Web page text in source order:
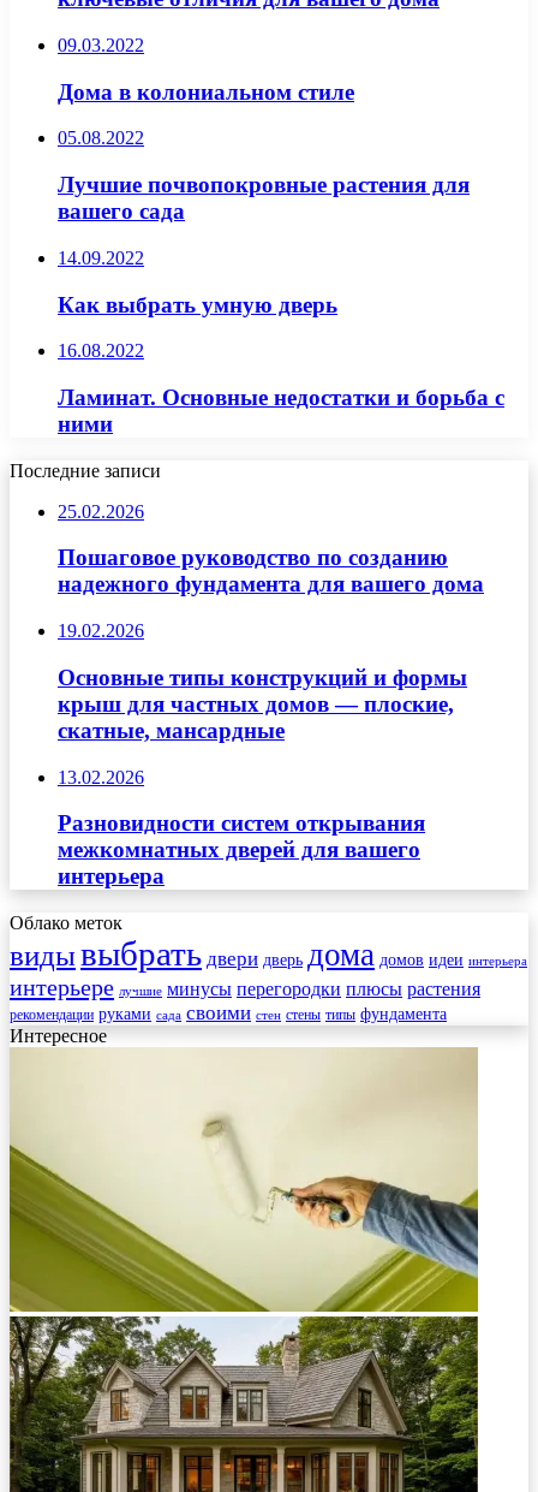
09.03.2022
Дома в колониальном стиле
05.08.2022
Лучшие почвопокровные растения для
вашего сада
14.09.2022
Как выбрать умную дверь
16.08.2022
Ламинат. Основные недостатки и борьба с
ними
Последние записи
25.02.2026
Пошаговое руководство по созданию
надежного фундамента для вашего дома
19.02.2026
Основные типы конструкций и формы
крыш для частных домов — плоские,
скатные, мансардные
13.02.2026
Разновидности систем открывания
межкомнатных дверей для вашего
интерьера
Облако меток
видывыбрать двери дверь дома домов идеи интерьера
интерьере лучшие минусы перегородки плюсы растения
рекомендации руками сада своими стен стены типы фундамента
Интересное